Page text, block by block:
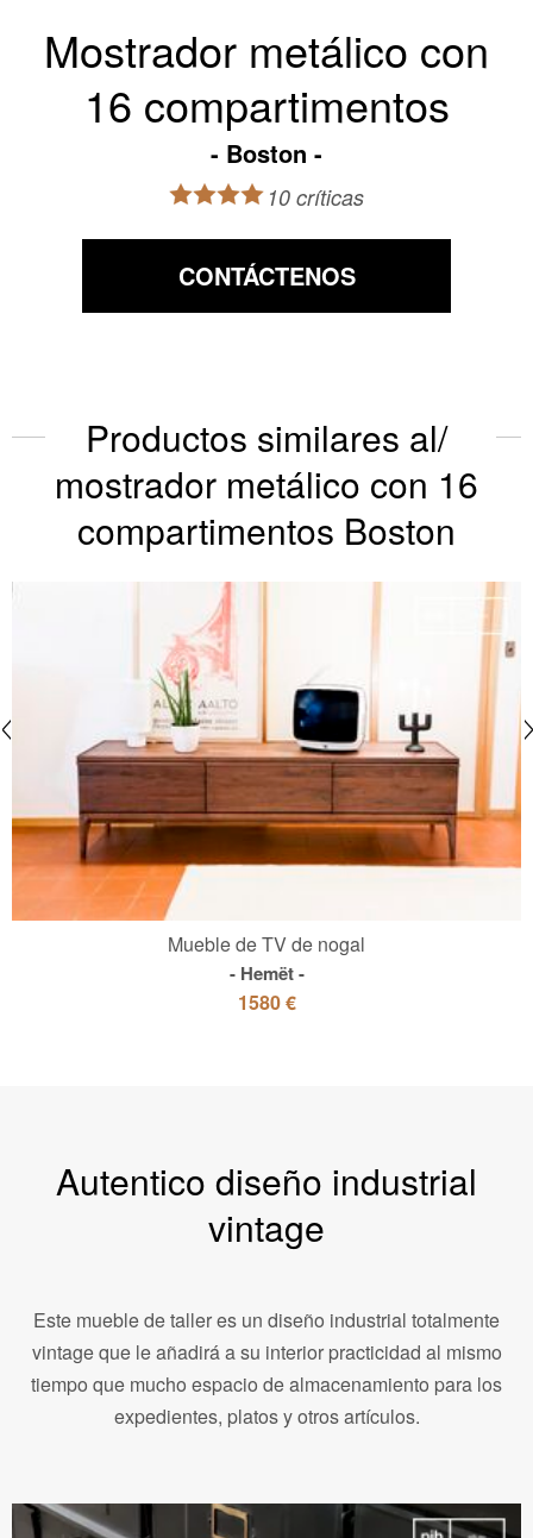
Mostrador metálico con
16 compartimentos
Boston
10 críticas
CONTÁCTENOS
Productos similares al/
mostrador metálico con 16
compartimentos Boston
Mueble de TV de nogal
Hemët
1580 €
Autentico diseño industrial
vintage
Este mueble de taller es un diseño industrial totalmente
vintage que le añadirá a su interior practicidad al mismo
tiempo que mucho espacio de almacenamiento para los
expedientes, platos y otros artículos.